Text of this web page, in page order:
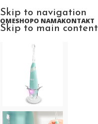
Skip to navigation
Skip to main content
SHOPO NAMAKONTAKT